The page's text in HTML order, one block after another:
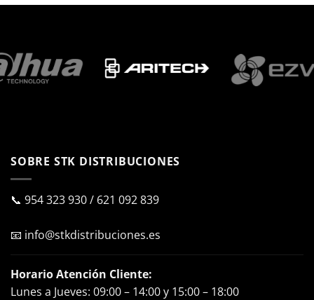
SOBRE STK DISTRIBUCIONES
📞 954 323 930/ 621 092 839
📧 info@stkdistribuciones.es
Horario Atención Cliente:
Lunes a Jueves: 09:00 – 14:00 y 15:00 – 18:00